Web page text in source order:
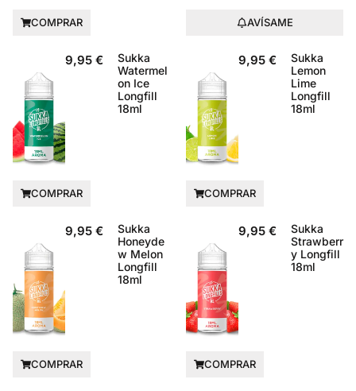
COMPRAR AVÍSAME
9,95 €
Sukka
Watermel
on Ice
Longfill
18ml
COMPRAR
9,95 €
Sukka
Lemon
Lime
Longfill
18ml
COMPRAR
9,95 €
Sukka
Honeyde
w Melon
Longfill
18ml
COMPRAR
9,95 €
Sukka
Strawberr
y Longfill
18ml
COMPRAR